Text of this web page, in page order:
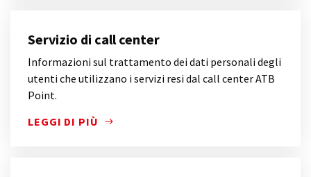
Servizio di call center
Informazioni sul trattamento dei dati personali degli
utenti che utilizzano i servizi resi dal call center ATB
Point.
LEGGI DI PIÙ
INFORMAZIONI SUL TRATTAMENTO DEI DATI